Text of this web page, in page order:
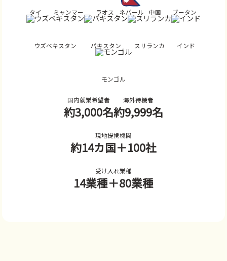
タイ ミャンマー ラオス ネパール 中国 ブータン
ウズベキスタン パキスタン スリランカ インド
モンゴル
国内就業希望者
約3,000名
海外待機者
約9,999名
現地提携機関
約14カ国＋100社
受け入れ業種
14業種＋80業種